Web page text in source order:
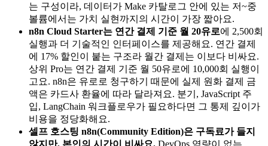
는 구성이라, 데이터가 Make 카탈로그 안에 있는 저~중
볼륨에서는 가치 실현까지의 시간이 가장 짧아요.
n8n Cloud Starter는 연간 결제 기준 월 20유로에 2,500회
실행과 더 기술적인 인터페이스를 제공해요. 연간 결제
에 17% 할인이 붙는 구조라 월간 결제는 이보다 비싸요.
상위 Pro는 연간 결제 기준 월 50유로에 10,000회 실행이
고요. n8n은 유로로 청구하기 때문에 실제 원화 결제 금
액은 카드사 환율에 따라 달라져요. 분기, JavaScript 주
입, LangChain 워크플로우가 필요하다면 그 통제 깊이가
비용을 정당화해요.
셀프 호스팅 n8n(Community Edition)은 구독료가 들지
않지만, 본인의 시간이 비싸요. DevOps 역량이 없는